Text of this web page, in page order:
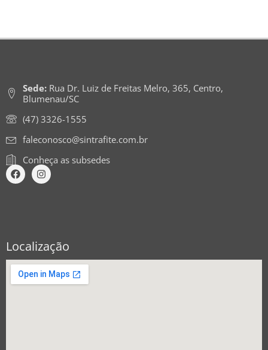
Sede:Rua Dr. Luiz de Freitas Melro, 365, Centro,
Blumenau/SC
(47) 3326-1555
faleconosco@sintrafite.com.br
Conheça as subsedes
Localização